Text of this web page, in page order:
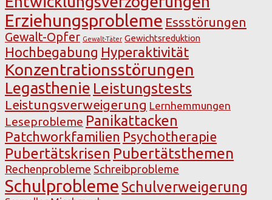
Erziehungsprobleme Essstörungen
Gewalt-Opfer Gewalt-Täter Gewichtsreduktion
Hochbegabung Hyperaktivität
Konzentrationsstörungen
Legasthenie Leistungstests
Leistungsverweigerung Lernhemmungen
Leseprobleme Panikattacken
Patchworkfamilien Psychotherapie
Pubertätskrisen Pubertätsthemen
Rechenprobleme Schreibprobleme
SchulproblemeSchulverweigerung